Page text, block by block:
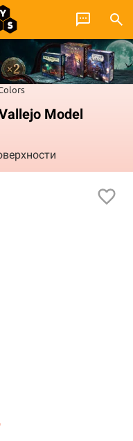
Model